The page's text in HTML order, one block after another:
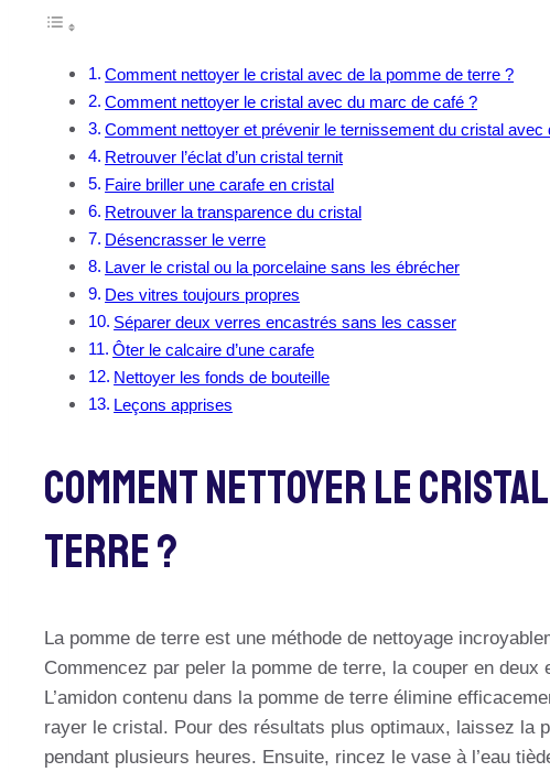
Comment nettoyer le cristal avec de la pomme de terre ?
Comment nettoyer le cristal avec du marc de café ?
Comment nettoyer et prévenir le ternissement du cristal avec
Retrouver l’éclat d’un cristal ternit
Faire briller une carafe en cristal
Retrouver la transparence du cristal
Désencrasser le verre
Laver le cristal ou la porcelaine sans les ébrécher
Des vitres toujours propres
Séparer deux verres encastrés sans les casser
Ôter le calcaire d’une carafe
Nettoyer les fonds de bouteille
Leçons apprises
Comment Nettoyer Le Cristal
Terre ?
La pomme de terre est une méthode de nettoyage
Commencez par peler la pomme de terre, la couper en deux
L’amidon contenu dans la pomme de terre élimine
rayer le cristal. Pour des résultats plus optimaux, laissez la
pendant plusieurs heures. Ensuite, rincez le vase à l’eau